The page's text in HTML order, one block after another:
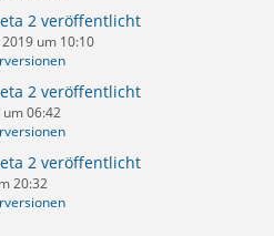
2 veröffentlicht
um 10:10
2 veröffentlicht
06:42
2 veröffentlicht
20:32